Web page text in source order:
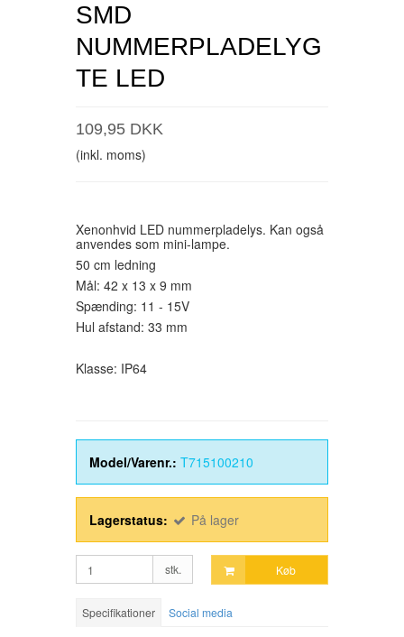
SMD
NUMMERPLADELYG
TE LED
109,95 DKK
(inkl. moms)
Xenonhvid LED nummerpladelys. Kan også
anvendes som mini-lampe.
50 cm ledning
Mål: 42 x 13 x 9 mm
Spænding: 11 - 15V
Hul afstand: 33 mm
Klasse: IP64
Model/Varenr.: T715100210
Lagerstatus: På lager
stk. Køb
Specifikationer Social media